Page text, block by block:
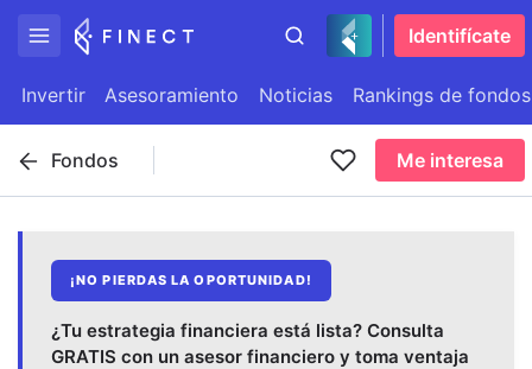
Identifícate
Invertir Asesoramiento Noticias Rankings de fondos
Fondos Me interesa
¡NO PIERDAS LA OPORTUNIDAD!
¿Tu estrategia financiera está lista? Consulta
GRATIS con un asesor financiero y toma ventaja